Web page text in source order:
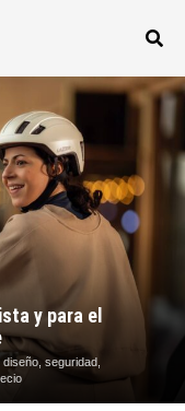
y para el
diseño, seguridad,